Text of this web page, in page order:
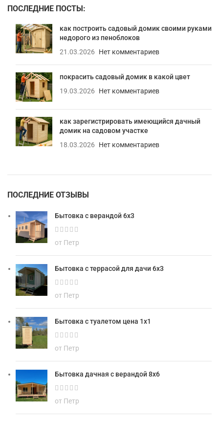
ПОСЛЕДНИЕ ПОСТЫ:
как построить садовый домик своими руками
недорого из пеноблоков
21.03.2026
Нет комментариев
покрасить садовый домик в какой цвет
19.03.2026
Нет комментариев
как зарегистрировать имеющийся дачный
домик на садовом участке
18.03.2026
Нет комментариев
ПОСЛЕДНИЕ ОТЗЫВЫ
Бытовка с верандой 6х3
от Петр
Бытовка с террасой для дачи 6х3
от Петр
Бытовка с туалетом цена 1х1
от Петр
Бытовка дачная с верандой 8х6
от Петр